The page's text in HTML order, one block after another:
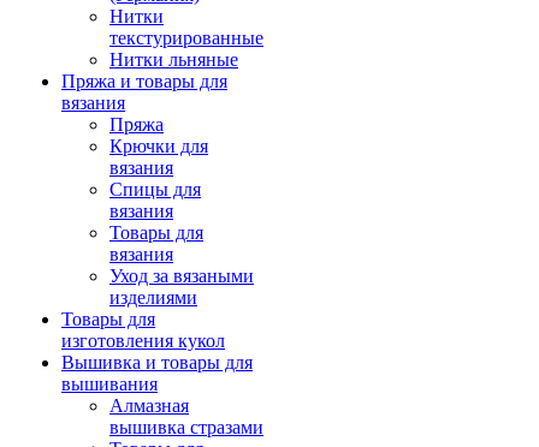
Нитки
текстурированные
Нитки льняные
Пряжа и товары для
вязания
Пряжа
Крючки для
вязания
Спицы для
вязания
Товары для
вязания
Уход за вязаными
изделиями
Товары для
изготовления кукол
Вышивка и товары для
вышивания
Алмазная
вышивка стразами